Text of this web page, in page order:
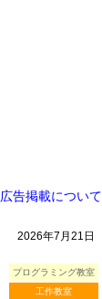
広告掲載について
2026年7月21日
プログラミング教室
工作教室